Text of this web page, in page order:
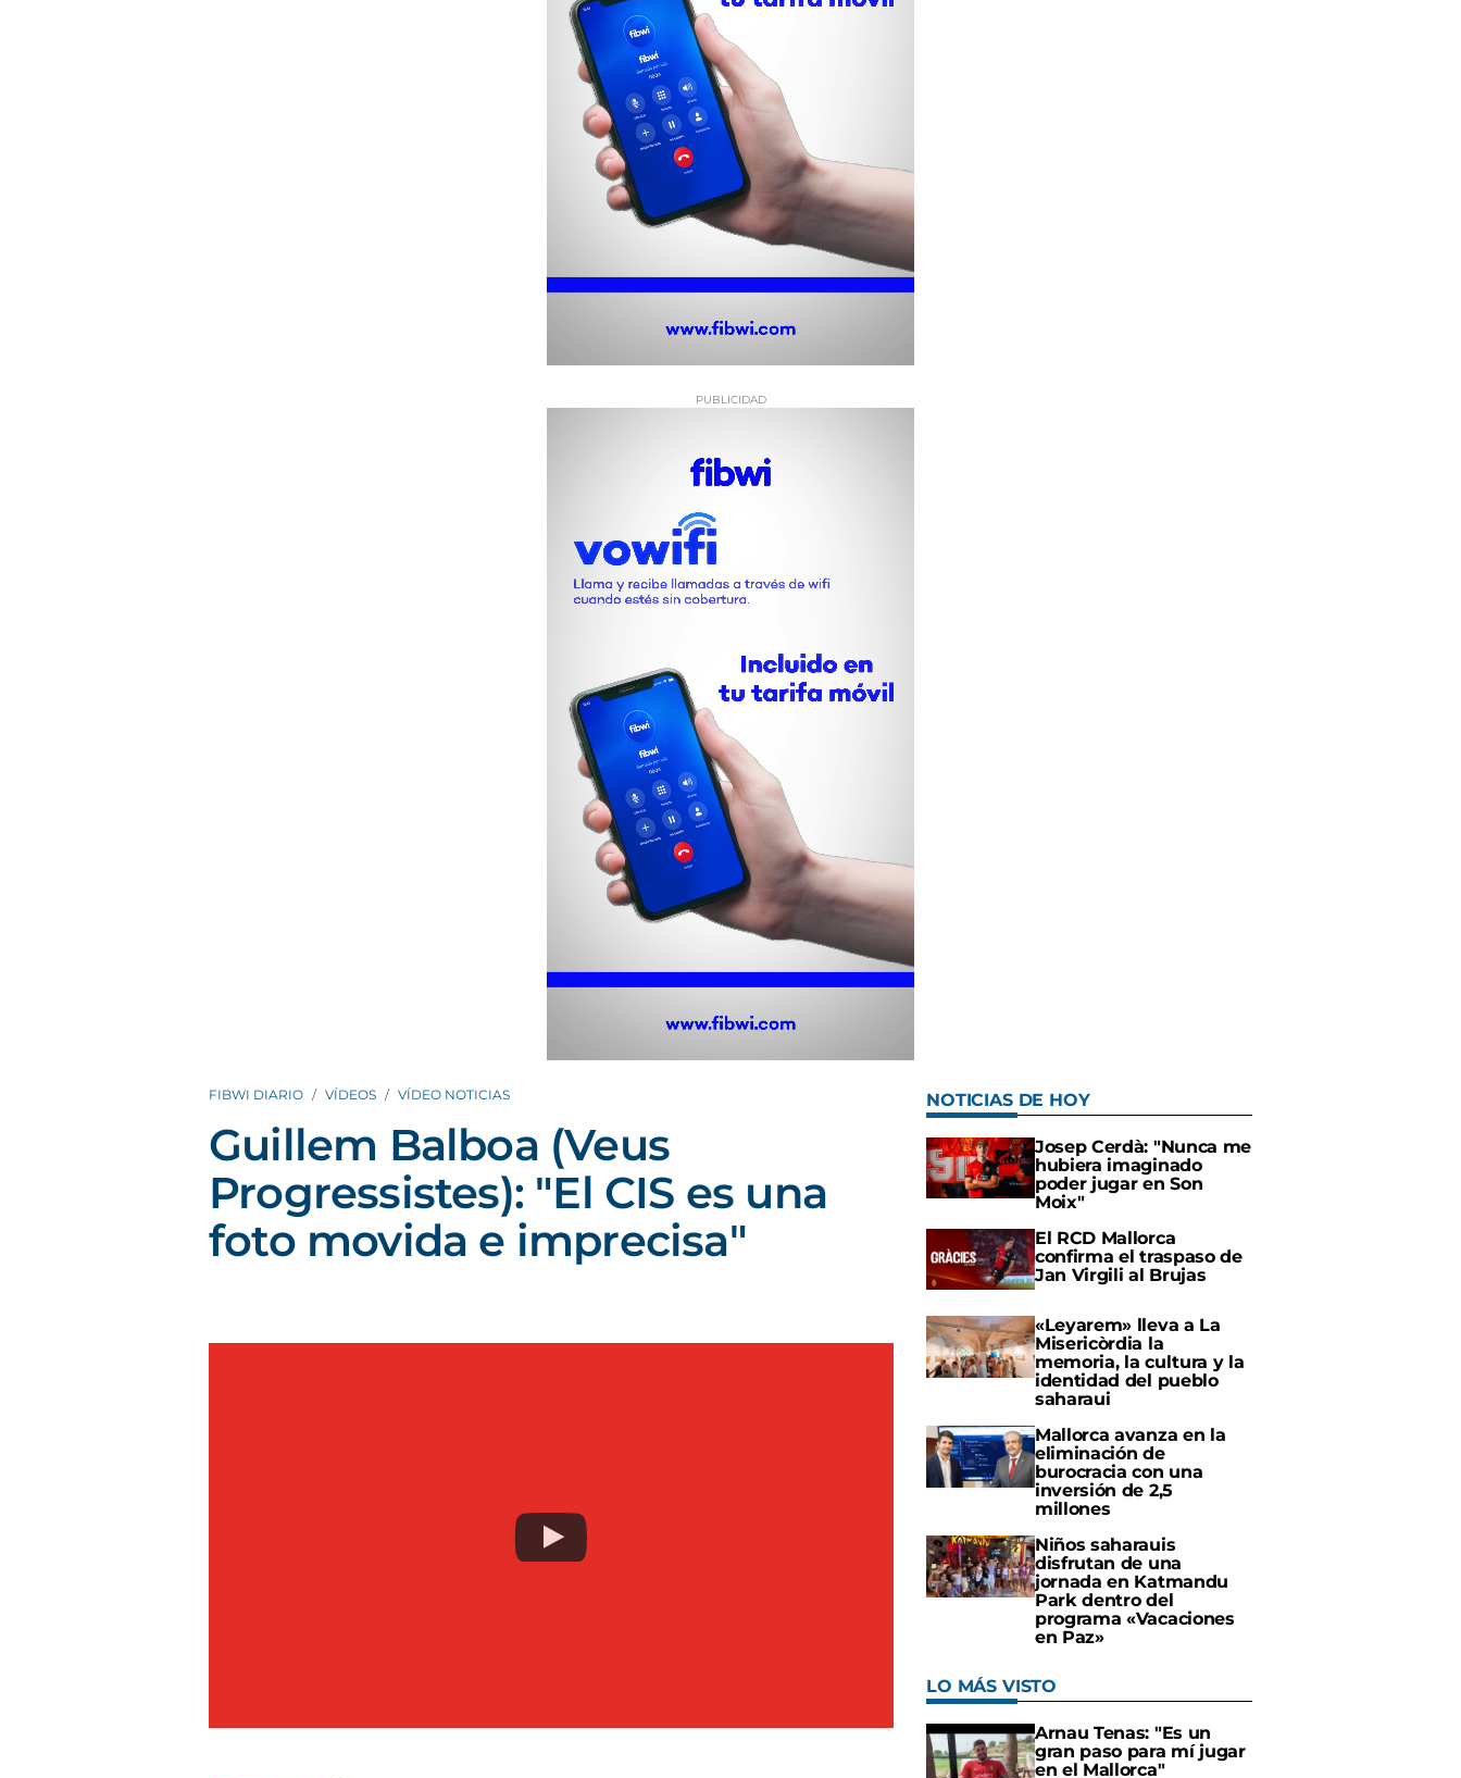
FIBWI DIARIO VÍDEOS VÍDEO NOTICIAS
Guillem Balboa (Veus
Progressistes): "El CIS es una
foto movida e imprecisa"
NOTICIAS DE HOY
Josep Cerdà: "Nunca me
hubiera imaginado
poder jugar en Son
Moix"
El RCD Mallorca
confirma el traspaso de
Jan Virgili al Brujas
«Leyarem» lleva a La
Misericòrdia la
memoria, la cultura y la
identidad del pueblo
saharaui
Mallorca avanza en la
eliminación de
burocracia con una
inversión de 2,5
millones
Niños saharauis
disfrutan de una
jornada en Katmandu
Park dentro del
programa «Vacaciones
en Paz»
LO MÁS VISTO
Arnau Tenas: "Es un
gran paso para mí jugar
en el Mallorca"